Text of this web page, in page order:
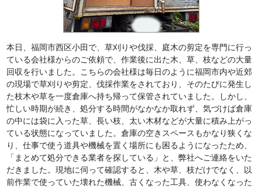
本日、福岡市西区小田で、草刈りや伐採、庭木の剪定を専門に行っ
ている会社様からのご依頼で、作業後に出た木、草、枝などの大量
回収を行いました。こちらの会社様は毎日のように福岡市内や近郊
の現場で草刈りや剪定、伐採作業をされており、そのたびに発生し
た枝木や草を一度倉庫へ持ち帰って保管されていました。しかし、
忙しい時期が続き、処分する時間がなかなか取れず、気づけば倉庫
の中には袋に入った草、長い枝、太い木材などが大量に積み上がっ
ている状態になっていました。倉庫の空きスペースもかなり狭くな
り、仕事で使う道具や機械を置く場所にも困るようになったため、
「まとめて処分できる業者を探している」と、弊社へご連絡をいた
だきました。現地に伺って確認すると、木や草、枝だけでなく、以
前作業で使っていた壊れた機械、古くなった工具、使わなくなった